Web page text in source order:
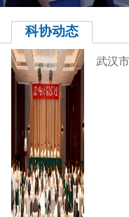
科协动态
武汉